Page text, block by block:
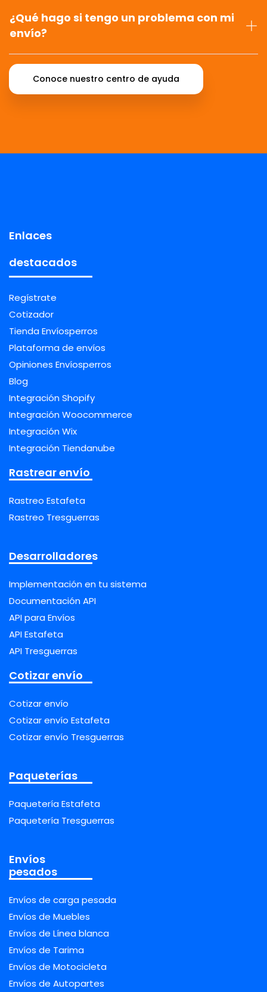
¿Qué hago si tengo un problema con mi
envío?
Conoce nuestro centro de ayuda
Enlaces
destacados
Regístrate
Cotizador
Tienda Envíosperros
Plataforma de envíos
Opiniones Envíosperros
Blog
Integración Shopify
Integración Woocommerce
Integración Wix
Integración Tiendanube
Rastrear envío
Rastreo Estafeta
Rastreo Tresguerras
Desarrolladores
Implementación en tu sistema
Documentación API
API para Envíos
API Estafeta
API Tresguerras
Cotizar envío
Cotizar envío
Cotizar envío Estafeta
Cotizar envío Tresguerras
Paqueterías
Paquetería Estafeta
Paquetería Tresguerras
Envíos
pesados
Envíos de carga pesada
Envíos de Muebles
Envíos de Línea blanca
Envíos de Tarima
Envíos de Motocicleta
Envíos de Autopartes